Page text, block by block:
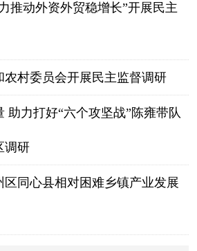
推动外资外贸稳增长”开展民主
农村委员会开展民主监督调研
助力打好“六个攻坚战”陈雍带队
调研
区同心县相对困难乡镇产业发展